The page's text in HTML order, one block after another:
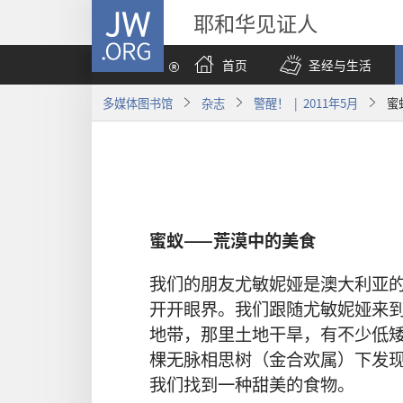
JW.ORG 耶和华见证人
首页 圣经与生活
多媒体图书馆 杂志 警醒！ | 2011年5月
蜜蚁——荒漠中的美食
我们的朋友尤敏妮娅是澳大利亚
开开眼界。 我们跟随尤敏妮娅来
地带， 那里土地干旱， 有不少低
棵无脉相思树 （金合欢属） 下发
我们找到一种甜美的食物。